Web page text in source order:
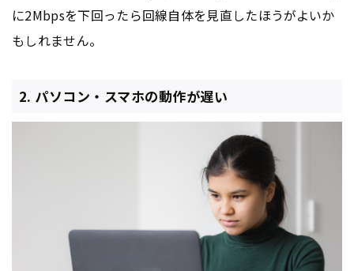
に2Mbpsを下回ったら回線自体を見直したほうがよいか
もしれません。
2. パソコン・スマホの動作が遅い